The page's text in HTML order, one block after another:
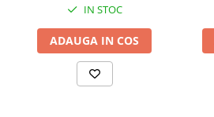
IN STOC
ADAUGA IN COS